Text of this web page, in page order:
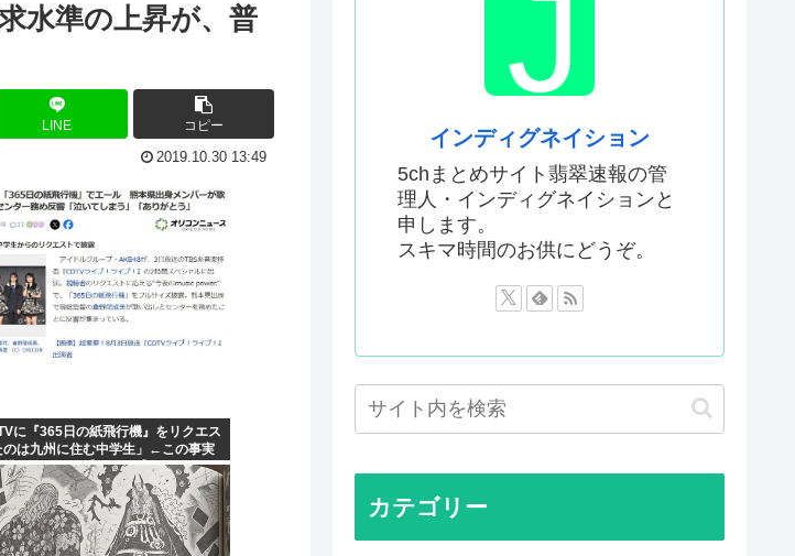
中国大使館に侵入した自衛官（24）、動機を告白「中国の強...
海外「ディズニーがゴミのようだ！」日本がアニメ化した米人...
今期アニメの評価、ついに固まる
韓国人「韓国サッカー協会W杯予選で外国人審判に性接待した...
「味方のふりをしてたが、実は敵のスパイだったキャラ」 何...
みいちゃん作者、お気持ち表明ツイートから1週間沈黙www
高市総書記に逆らった財務官僚、左遷されるwww
ヒロアカ見たらまじで好きになったんやが
【画像】カノカリ女、とんでもないエ口グッズにされてしまい...
韓国人「日本には韓国みたいなドラッグストアがないので韓国...
宮崎駿「声優は娼婦のような声」←これ正論すぎるよな
なんかおもろい漫画ない?
バンダイナムコ決算、プリキュアが前年比大幅減少
水準の上昇が、普
LINE コピー
2019.10.30 13:49
に『365日の紙飛行機』をリクエス
のは九州に住む中学生」←この事実
構デカいよな【AKB48】
インディグネイション
5chまとめサイト翡翠速報の管
理人・インディグネイションと
申します。
スキマ時間のお供にどうぞ。
カテゴリー